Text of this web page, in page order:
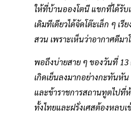
ให้ที่บ้านอองโตนี แขกที่ได้รั
เดิมทีเดียวได้จัดโต๊ะเล็ก ๆ เรี
สวน เพราะเห็นว่าอากาศดีม
พอถึงบ่ายสาย ๆ ของวันที่
เกิดเย็นลงมากอย่างกะทันหั
และข้าราชการสถานทูตไปที่
ทั้งไทยและฝรั่งเศสต้องหลบ